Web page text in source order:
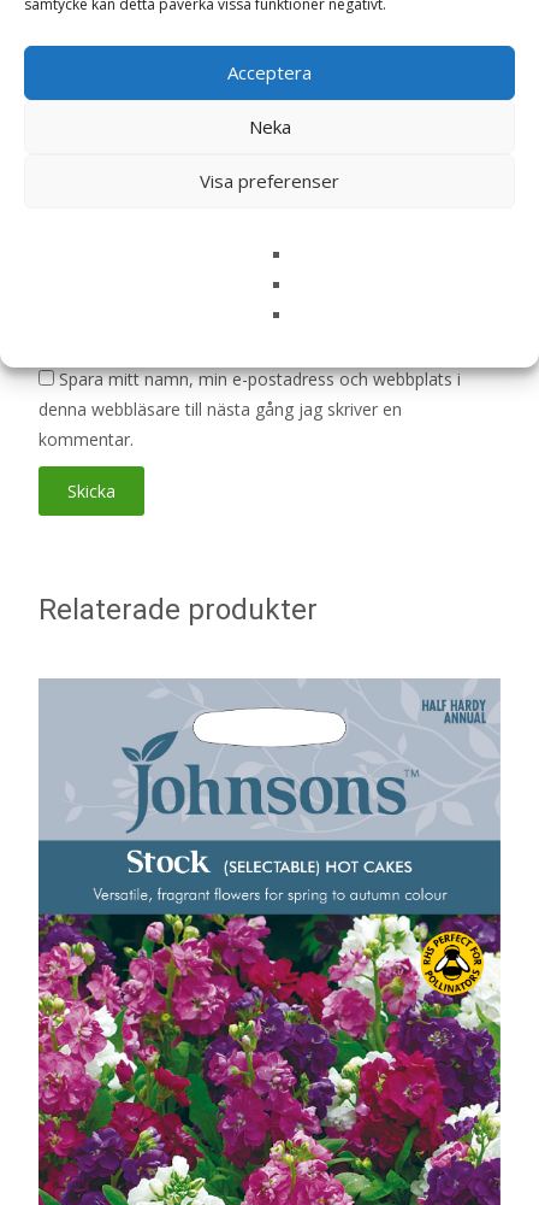
Acceptera
Neka
Visa preferenser
Spara mitt namn, min e-postadress och webbplats i
denna webbläsare till nästa gång jag skriver en
kommentar.
Relaterade produkter